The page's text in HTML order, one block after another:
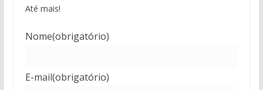
Até mais!
Nome(obrigatório)
E-mail(obrigatório)